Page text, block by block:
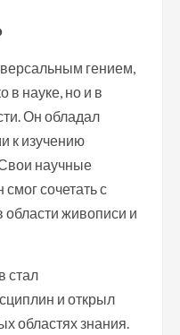
гением,
в науке, но и в
Он обладал
к изучению
научные
сочетать с
живописи и
стал
и открыл
областях знания.